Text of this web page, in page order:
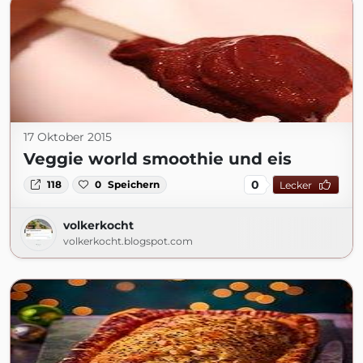
17 Oktober 2015
Veggie world smoothie und eis
118 0 Speichern 0 Lecker
volkerkocht
volkerkocht.blogspot.com